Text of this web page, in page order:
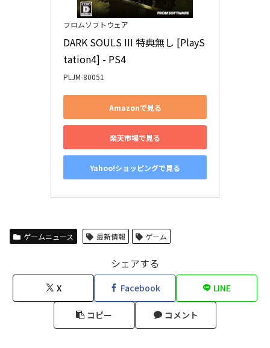
フロムソフトウェア
DARK SOULS III 特典無し [PlayS
tation4] - PS4
PLJM-80051
Amazonで見る
楽天市場で見る
Yahoo!ショッピングで見る
ゲームニュース 最新情報 ゲーム
シェアする
X Facebook LINE
コピー コメント